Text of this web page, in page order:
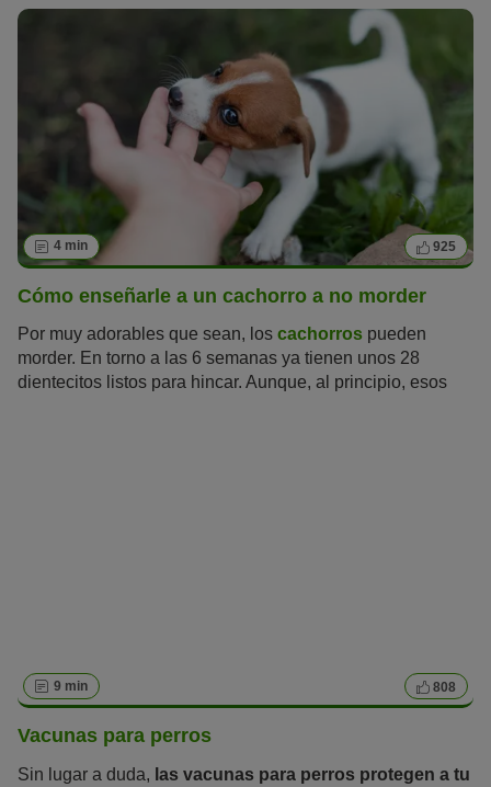
4 min 925
Cómo enseñarle a un cachorro a no morder
Por muy adorables que sean, los cachorros pueden
morder. En torno a las 6 semanas ya tienen unos 28
dientecitos listos para hincar. Aunque, al principio, esos
9 min 808
Vacunas para perros
Sin lugar a duda, las vacunas para perros protegen a tu